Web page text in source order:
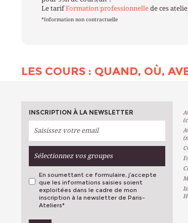
Le tarifFormation professionnelle de ces
*Information non contractuelle
LES COURS : QUAND, OÙ,
INSCRIPTION À LA NEWSLETTER
Sélectionnez vos groupes
En soumettant ce formulaire, j’accepte
que les informations saisies soient
exploitées dans le cadre de mon
inscription à la newsletter de Paris-
Ateliers*